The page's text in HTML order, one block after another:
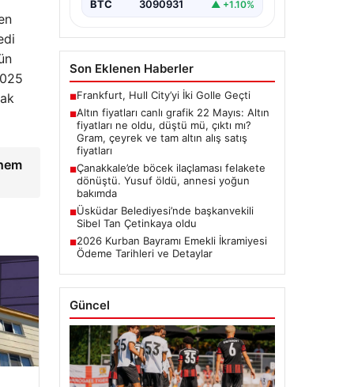
BTC 3090931 ▲ +1.10%
Son Eklenen Haberler
■Frankfurt, Hull City’yi İki Golle Geçti
■Altın fiyatları canlı grafik 22 Mayıs: Altın
fiyatları ne oldu, düştü mü, çıktı mı?
Gram, çeyrek ve tam altın alış satış
fiyatları
■Çanakkale’de böcek ilaçlaması felakete
dönüştü. Yusuf öldü, annesi yoğun
bakımda
■Üsküdar Belediyesi’nde başkanvekili
Sibel Tan Çetinkaya oldu
■2026 Kurban Bayramı Emekli İkramiyesi
Ödeme Tarihleri ve Detaylar
Güncel